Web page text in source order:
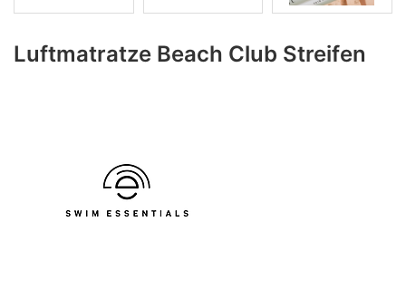
Luftmatratze Beach Club Streifen